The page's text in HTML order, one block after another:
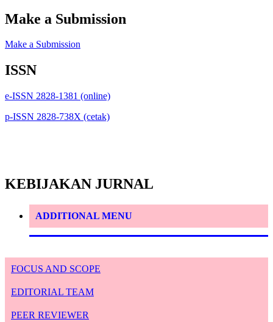
Make a Submission
Make a Submission
ISSN
e-ISSN 2828-1381 (online)
p-ISSN 2828-738X (cetak)
KEBIJAKAN JURNAL
ADDITIONAL MENU
FOCUS AND SCOPE
EDITORIAL TEAM
PEER REVIEWER